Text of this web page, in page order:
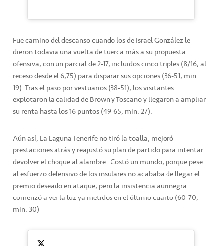
Fue camino del descanso cuando los de Israel González le
dieron todavia una vuelta de tuerca más a su propuesta
ofensiva, con un parcial de 2-17, incluidos cinco triples (8/16, al
receso desde el 6,75) para disparar sus opciones (36-51, min.
19). Tras el paso por vestuarios (38-51), los visitantes
explotaron la calidad de Brown y Toscano y llegaron a ampliar
su renta hasta los 16 puntos (49-65, min. 27).
Aún así, La Laguna Tenerife no tiró la toalla, mejoró
prestaciones atrás y reajustó su plan de partido para intentar
devolver el choque al alambre. Costó un mundo, porque pese
al esfuerzo defensivo de los insulares no acababa de llegar el
premio deseado en ataque, pero la insistencia aurinegra
comenzó a ver la luz ya metidos en el último cuarto (60-70,
min. 30)